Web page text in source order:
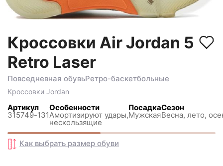
Кроссовки Air Jordan 5
Retro Laser
Повседневная обувьРетро-баскетбольные
Кроссовки Jordan
Артикул
315749-131
Особенности
Амортизируют удары,
нескользящиe
Посадка
Мужская
Сезон
Весна, лето,
Как выбрать размер обуви